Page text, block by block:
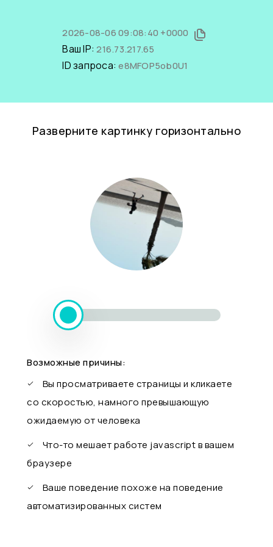
2026-08-06 09:08:40 +0000
Ваш IP:216.73.217.65
ID запроса:e8MFOP5ob0U1
Разверните картинку горизонтально
Возможные причины:
Вы просматриваете страницы и кликаете
со скоростью, намного превышающую
ожидаемую от человека
Что-то мешает работе javascript в вашем
браузере
Ваше поведение похоже на поведение
автоматизированных систем